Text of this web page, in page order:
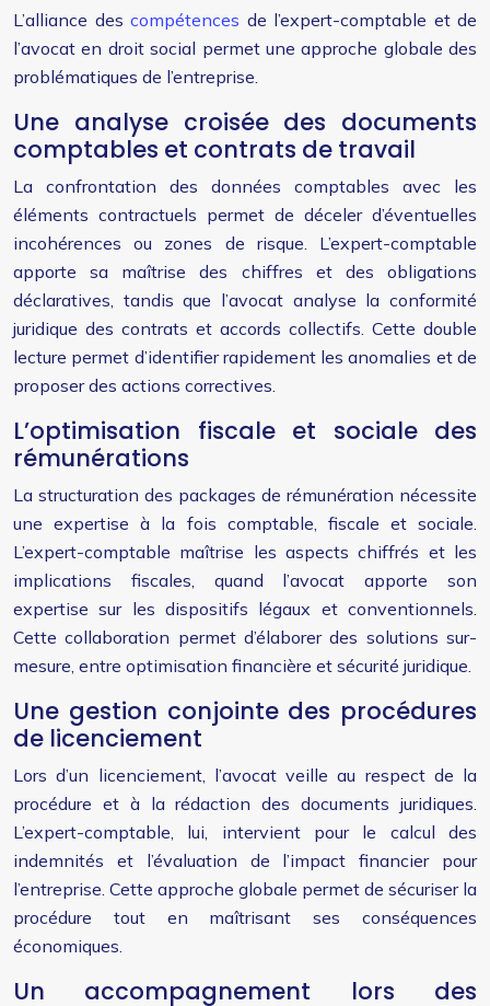
L’alliance des compétences de l’expert-comptable et de
l’avocat en droit social permet une approche globale des
problématiques de l’entreprise.
Une analyse croisée des documents
comptables et contrats de travail
La confrontation des données comptables avec les
éléments contractuels permet de déceler d’éventuelles
incohérences ou zones de risque. L’expert-comptable
apporte sa maîtrise des chiffres et des obligations
déclaratives, tandis que l’avocat analyse la conformité
juridique des contrats et accords collectifs. Cette double
lecture permet d’identifier rapidement les anomalies et de
proposer des actions correctives.
L’optimisation fiscale et sociale des
rémunérations
La structuration des packages de rémunération nécessite
une expertise à la fois comptable, fiscale et sociale.
L’expert-comptable maîtrise les aspects chiffrés et les
implications fiscales, quand l’avocat apporte son
expertise sur les dispositifs légaux et conventionnels.
Cette collaboration permet d’élaborer des solutions sur-
mesure, entre optimisation financière et sécurité juridique.
Une gestion conjointe des procédures
de licenciement
Lors d’un licenciement, l’avocat veille au respect de la
procédure et à la rédaction des documents juridiques.
L’expert-comptable, lui, intervient pour le calcul des
indemnités et l’évaluation de l’impact financier pour
l’entreprise. Cette approche globale permet de sécuriser la
procédure tout en maîtrisant ses conséquences
économiques.
Un accompagnement lors des